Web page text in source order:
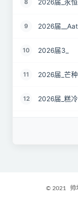
8 2026届_永
9 2026届
10 2026届3_
11 2026届_芒种
12 2026届_糕冷
© 2021 帅